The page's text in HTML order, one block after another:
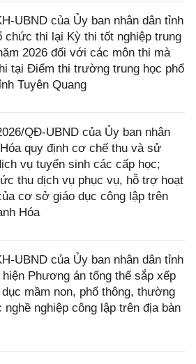
UBND của Ủy ban nhân dân tỉnh
chức thi lại Kỳ thi tốt nghiệp trung
2026 đối với các môn thi mà
tại Điểm thi trường trung học phổ
Tuyên Quang
QĐ-UBND của Ủy ban nhân
quy định cơ chế thu và sử
vụ tuyển sinh các cấp học;
thu dịch vụ phục vụ, hỗ trợ hoạt
cơ sở giáo dục công lập trên
Hóa
UBND của Ủy ban nhân dân tỉnh
Phương án tổng thể sắp xếp
mầm non, phổ thông, thường
nghề nghiệp công lập trên địa bàn